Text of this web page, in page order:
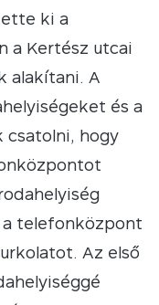
ki a
a Kertész utcai
alakítani. A
és a
csatolni, hogy
telefonközpont
Az első